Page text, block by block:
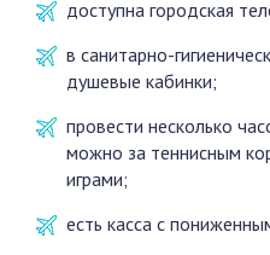
доступна городская
в санитарно-
душевые кабинки;
провести несколько
можно за теннисным
играми;
есть касса с